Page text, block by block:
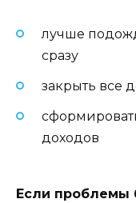
лучше
сразу
закрыть все
доходов
Если проблемы